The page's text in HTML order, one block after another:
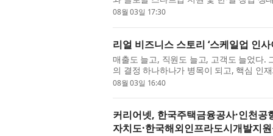
양 기관은 이번 협약을 통해 양국 스타트
08월 03일 17:30
리얼 비즈니스 스토리 ‘스케일업 인사
매출도 늘고, 직원도 늘고, 고객도 늘었다.
의 결정 하나하나가 병목이 되고, 핵심 인
라진다. 뛰어난 제품력과 구성원의 열정으
08월 03일 16:40
커리어넷, 한국주택금융공사·인천공
자치도·한국해외인프라도시개발지